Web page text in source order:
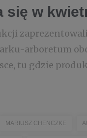
się w
arboretum
tu gdzie
MARIUSZ CHENCZKE